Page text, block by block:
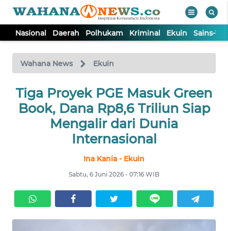
Nasional Daerah Polhukam Kriminal Ekuin Sains-
Wahana News Ekuin
Tiga Proyek PGE Masuk Green
Book, Dana Rp8,6 Triliun Siap
Mengalir dari Dunia
Internasional
Ina Kania - Ekuin
Sabtu, 6 Juni 2026 - 07:16 WIB
TV
Tutup
NASIONAL
EKUIN